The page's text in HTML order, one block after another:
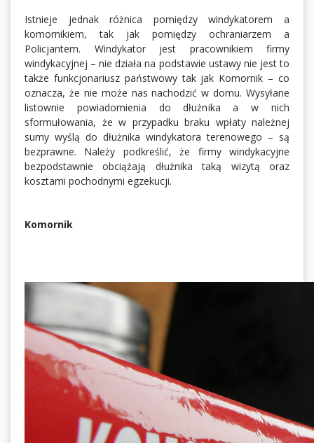
Istnieje jednak różnica pomiędzy windykatorem a
komornikiem, tak jak pomiędzy ochraniarzem a
Policjantem. Windykator jest pracownikiem firmy
windykacyjnej – nie działa na podstawie ustawy nie jest to
także funkcjonariusz państwowy tak jak Komornik – co
oznacza, że nie może nas nachodzić w domu. Wysyłane
listownie powiadomienia do dłużnika a w nich
sformułowania, że w przypadku braku wpłaty należnej
sumy wyślą do dłużnika windykatora terenowego – są
bezprawne. Należy podkreślić, że firmy windykacyjne
bezpodstawnie obciążają dłużnika taką wizytą oraz
kosztami pochodnymi egzekucji.
Komornik